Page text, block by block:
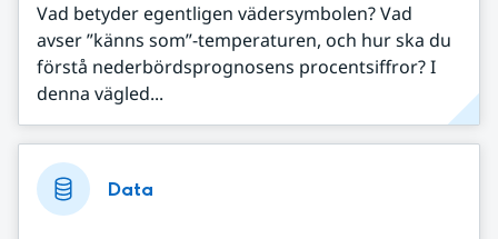
Vad betyder egentligen vädersymbolen? Vad
avser ”känns som”-temperaturen, och hur ska du
förstå nederbördsprognosens procentsiffror? I
denna vägled...
Data